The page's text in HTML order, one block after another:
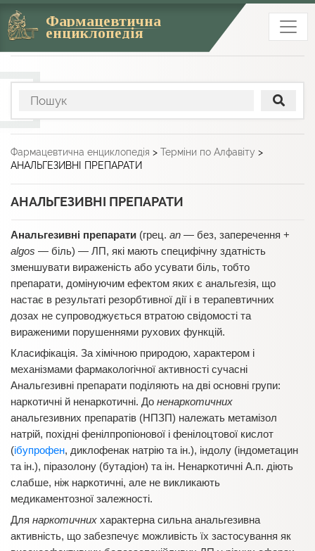
Фармацевтична
енциклопедія
Фармацевтична енциклопедія > Терміни по Алфавіту >
АНАЛЬГЕЗИВНІ ПРЕПАРАТИ
АНАЛЬГЕЗИВНІ ПРЕПАРАТИ
Анальгезивні препарати (грец. an — без, заперечення +
algos — біль) — ЛП, які мають специфічну здатність
зменшувати вираженість або усувати біль, тобто
препарати, домінуючим ефектом яких є анальгезія, що
настає в результаті резорбтивної дії і в терапевтичних
дозах не супроводжується втратою свідомості та
вираженими порушеннями рухових функцій.
Класифікація. За хімічною природою, характером і
механізмами фармакологічної активності сучасні
Анальгезивні препарати поділяють на дві основні групи:
наркотичні й ненаркотичні. До ненаркотичних
анальгезивних препаратів (НПЗП) належать метамізол
натрій, похідні фенілпропіонової і фенілоцтової кислот
(ібупрофен, диклофенак натрію та ін.), індолу (індометацин
та ін.), піразолону (бутадіон) та ін. Ненаркотичні А.п. діють
слабше, ніж наркотичні, але не викликають
медикаментозної залежності.
Для наркотичних характерна сильна анальгезивна
активність, що забезпечує можливість їх застосування як